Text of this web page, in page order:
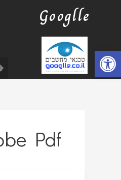
פתח סרגל נגישות
Googlle
Pdf